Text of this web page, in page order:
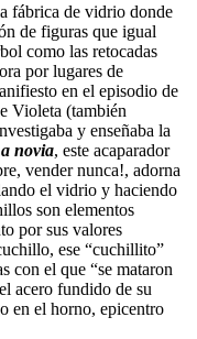
fábrica de vidrio donde
de figuras que igual
como las retocadas
por lugares de
en el episodio de
Violeta (también
y enseñaba la
novia, este acaparador
vender nunca!, adorna
el vidrio y haciendo
son elementos
por sus valores
ese “cuchillito”
con el que “se mataron
acero fundido de su
en el horno, epicentro